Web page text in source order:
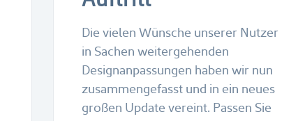
Die vielen Wünsche unserer Nutzer
in Sachen weitergehenden
Designanpassungen haben wir nun
zusammengefasst und in ein neues
großen Update vereint. Passen Sie